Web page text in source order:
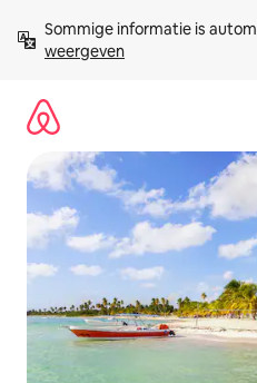
direct
naar
Sommige informatie is
weergeven